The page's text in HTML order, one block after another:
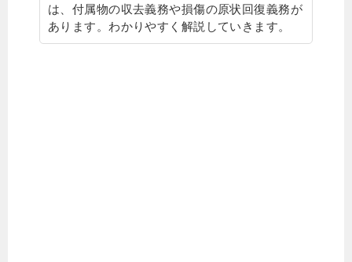
は、付属物の収去義務や損傷の原状回復義務が
あります。わかりやすく解説していきます。